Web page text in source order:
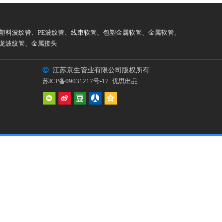
料波纹管、 PE波纹管、 线束软管、 包塑金属软管、 金属软管、
波纹管、 金属接头
 江苏京生管业有限公司版权所有
苏ICP备09031217号-17 优思出品